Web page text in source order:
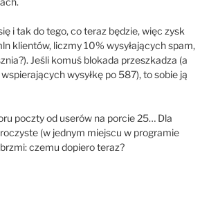
i tak do tego, co teraz będzie, więc zysk
klientów, liczmy 10% wysyłających spam,
Jeśli komuś blokada przeszkadza (a
wysyłkę po 587), to sobie ją
poczty od userów na porcie 25… Dla
(w jednym miejscu w programie
czemu dopiero teraz?